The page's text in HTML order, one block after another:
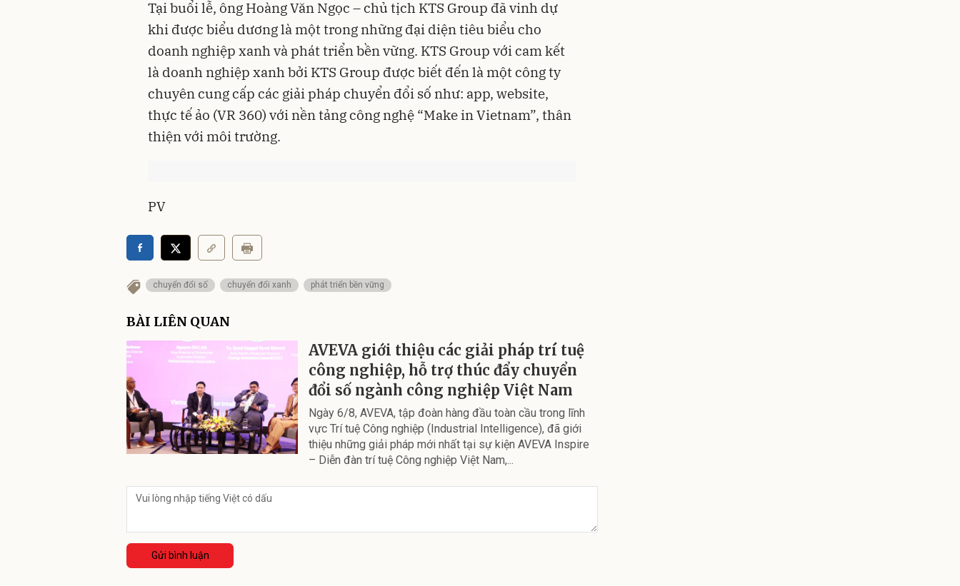
Tại buổi lễ, ông Hoàng Văn Ngọc – chủ tịch KTS Group đã vinh dự
khi được biểu dương là một trong những đại diện tiêu biểu cho
doanh nghiệp xanh và phát triển bền vững. KTS Group với cam kết
là doanh nghiệp xanh bởi KTS Group được biết đến là một công ty
chuyên cung cấp các giải pháp chuyển đổi số như: app, website,
thực tế ảo (VR 360) với nền tảng công nghệ “Make in Vietnam”, thân
thiện với môi trường.
PV
chuyển đổi số chuyển đổi xanh phát triển bền vững
BÀI LIÊN QUAN
AVEVA giới thiệu các giải pháp trí tuệ
công nghiệp, hỗ trợ thúc đẩy chuyển
đổi số ngành công nghiệp Việt Nam
Ngày 6/8, AVEVA, tập đoàn hàng đầu toàn cầu trong lĩnh
vực Trí tuệ Công nghiệp (Industrial Intelligence), đã giới
thiệu những giải pháp mới nhất tại sự kiện AVEVA Inspire
– Diễn đàn trí tuệ Công nghiệp Việt Nam,...
Gửi bình luận